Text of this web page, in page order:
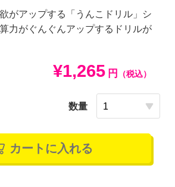
がアップする「うんこドリル」シ
力がぐんぐんアップするドリルが
¥1,265 円 （税込）
数量
カートに入れる